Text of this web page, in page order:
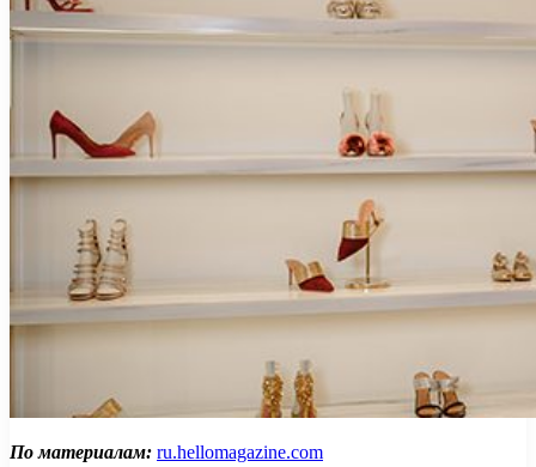
По материалам: ru.hellomagazine.com